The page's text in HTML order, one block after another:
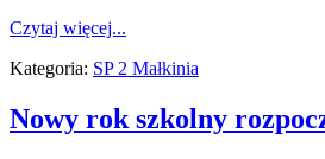
Czytaj więcej...
Kategoria: SP 2 Małkinia
Nowy rok szkolny